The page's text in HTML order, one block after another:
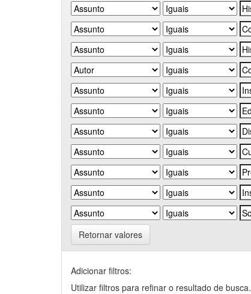
Retornar valores
Adicionar filtros:
Utilizar filtros para refinar o resultado de busca.